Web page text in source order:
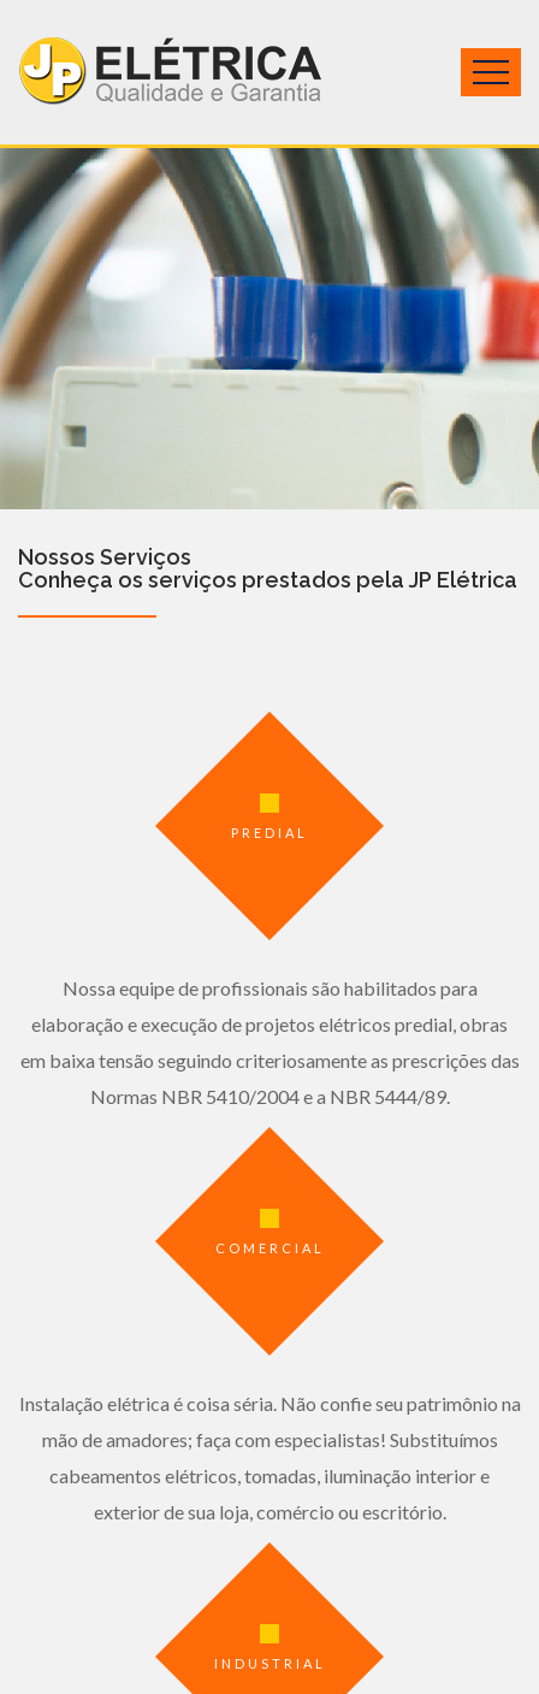
Nossos Serviços
Conheça os serviços prestados pela JP Elétrica
PREDIAL
Nossa equipe de profissionais são habilitados para
elaboração e execução de projetos elétricos predial, obras
em baixa tensão seguindo criteriosamente as prescrições das
Normas NBR 5410/2004 e a NBR 5444/89.
COMERCIAL
Instalação elétrica é coisa séria. Não confie seu patrimônio na
mão de amadores; faça com especialistas! Substituímos
cabeamentos elétricos, tomadas, iluminação interior e
exterior de sua loja, comércio ou escritório.
INDUSTRIAL